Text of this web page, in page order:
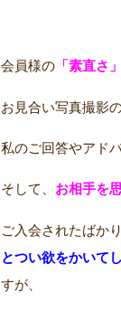
会員様の 「素直さ
お見合い写真撮影
私のご回答やアド
そして、 お相手を
ご入会されたばか
とつい欲をかいて
すが、